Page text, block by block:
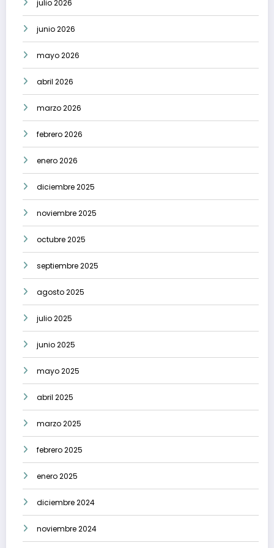
julio 2026
junio 2026
mayo 2026
abril 2026
marzo 2026
febrero 2026
enero 2026
diciembre 2025
noviembre 2025
octubre 2025
septiembre 2025
agosto 2025
julio 2025
junio 2025
mayo 2025
abril 2025
marzo 2025
febrero 2025
enero 2025
diciembre 2024
noviembre 2024